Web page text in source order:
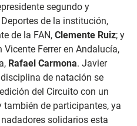
segundo y
de la institución,
de la FAN, Clemente Ruiz; y
Ferrer en Andalucía,
Rafael Carmona. Javier
de natación se
del Circuito con un
también de participantes, ya
solidarios esta